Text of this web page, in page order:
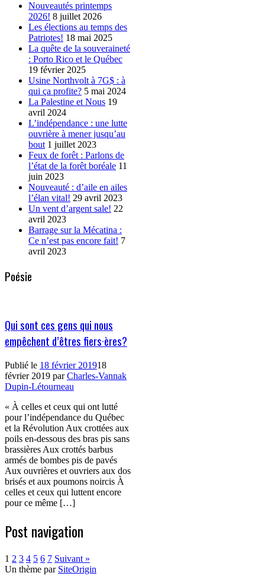
Nouveautés printemps
2026! 8 juillet 2026
Les élections au temps des
Patriotes! 18 mai 2025
La quête de la souveraineté
: Porto Rico et le Québec
19 février 2025
Usine Northvolt à 7G$ : à
qui ça profite? 5 mai 2024
La Palestine et Nous 19
avril 2024
L’indépendance : une lutte
ouvrière à mener jusqu’au
bout 1 juillet 2023
Feux de forêt : Parlons de
l’état de la forêt boréale 11
juin 2023
Nouveauté : d’aile en ailes
l’élan vital! 29 avril 2023
Un vent d’argent sale! 22
avril 2023
Barrage sur la Mécatina :
Ce n’est pas encore fait! 7
avril 2023
Poésie
Qui sont ces gens qui nous
empêchent d’êtres fiers·ères?
Publié le 18 février 201918
février 2019 parCharles-Vannak
Dupin-Létourneau
« À celles et ceux qui ont lutté
pour l’indépendance du Québec
et la Révolution Aux crottées aux
poils en-dessous des bras pis sans
brassières Aux crottés barbus
armés de bombes pis de pavés
Aux ouvrières et ouvriers aux dos
brisés et aux poumons noircis À
celles et ceux qui luttent encore
pour ce même […]
Post navigation
1 2 3 4 5 6 7 Suivant »
Un thème par SiteOrigin